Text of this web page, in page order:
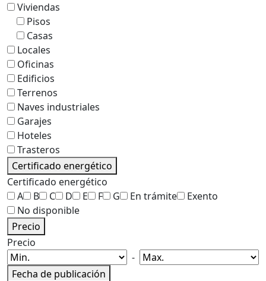
Viviendas
Pisos
Casas
Locales
Oficinas
Edificios
Terrenos
Naves industriales
Garajes
Hoteles
Trasteros
Certificado energético
Certificado energético
A
B C D E F G En trámite
Exento
No disponible
Precio
Precio
-
Fecha de publicación